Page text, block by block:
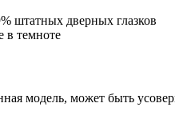
штатных дверных глазков
в темноте
модель, может быть